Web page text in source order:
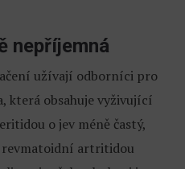
nepříjemná
užívají odborníci pro
která obsahuje vyživující
o jev méně častý,
revmatoidní artritidou